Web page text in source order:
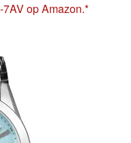
op Amazon.